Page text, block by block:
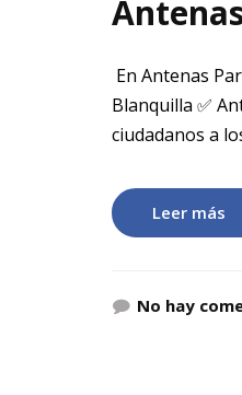
En Antenas
Blanquilla ✅
ciudadanos a
Leer más
No hay